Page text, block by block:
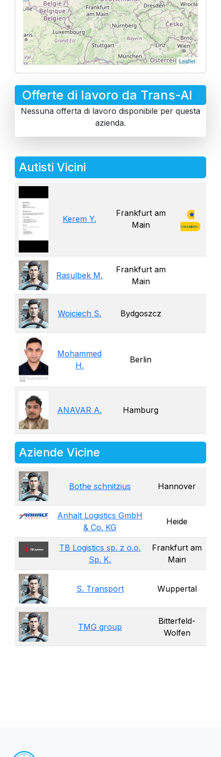
Leaflet
Offerte di lavoro da Trans-Al
Nessuna offerta di lavoro disponibile per questa
azienda.
Autisti Vicini
Kerem Y.
Frankfurt am
Main
Consigliato
Rasulbek M.
Frankfurt am
Main
Wojciech S. Bydgoszcz
Mohammed
H.
Berlin
ANAVAR A. Hamburg
Aziende Vicine
Bothe schnitzius Hannover
Anhalt Logistics GmbH
& Co. KG
Heide
TB Logistics sp. z o.o.
Sp. K.
Frankfurt am
Main
S. Transport Wuppertal
TMG group
Bitterfeld-
Wolfen